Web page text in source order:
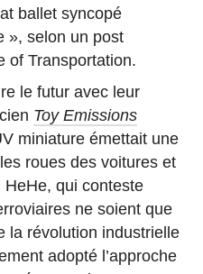
ballet syncopé
», selon un post
of Transportation.
le futur avec leur
Toy Emissions
miniature émettait une
roues des voitures et
HeHe, qui conteste
ne soient que
la révolution industrielle
adopté l’approche